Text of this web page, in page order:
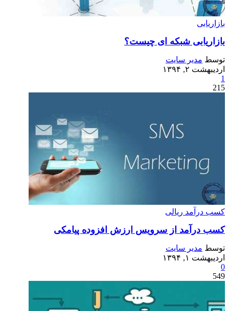
بازاریابی
بازاریابی شبکه ای چیست؟
توسط مدیر سایت
اردیبهشت ۲, ۱۳۹۴
1
215
کسب درآمد ریالی
کسب درآمد از سرویس ارزش افزوده پیامکی
توسط مدیر سایت
اردیبهشت ۱, ۱۳۹۴
0
549